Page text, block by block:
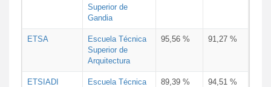
Superior de
Gandia
ETSA
Escuela Técnica
Superior de
Arquitectura
95,56 % 91,27 %
ETSIADI
Escuela Técnica
89,39 % 94,51 %